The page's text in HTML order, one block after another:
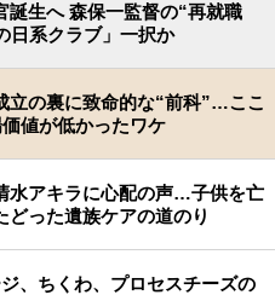
誕生へ 森保一監督の“再就職
日系クラブ」一択か
立の裏に致命的な“前科”…ここ
値が低かったワケ
水アキラに心配の声…子供を亡
どった遺族ケアの道のり
、ちくわ、プロセスチーズの